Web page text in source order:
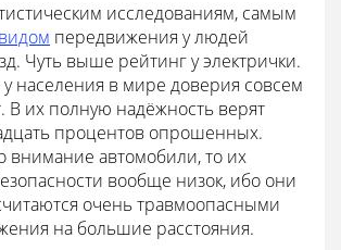
исследованиям, самым
передвижения у людей
Чуть выше рейтинг у электрички.
населения в мире доверия совсем
В их полную надёжность верят
процентов опрошенных.
внимание автомобили, то их
вообще низок, ибо они
очень травмоопасными
на большие расстояния.